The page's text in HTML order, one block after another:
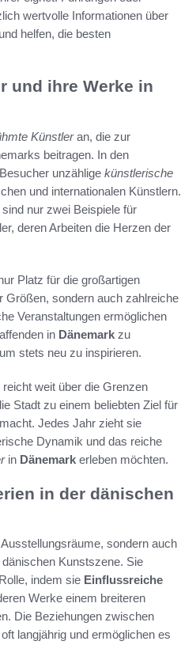
wertvolle Informationen über
helfen, die besten
und ihre Werke in
Künstleran, die zur
beitragen. In den
unzählige künstlerische
und internationalen Künstlern.
nur zwei Beispiele für
deren Arbeiten die Herzen der
Platz für die großartigen
Größen, sondern auch zahlreiche
Veranstaltungen ermöglichen
in Dänemark zu
stets neu zu inspirieren.
weit über die Grenzen
Stadt zu einem beliebten Ziel für
Jedes Jahr zieht sie
Dynamik und das reiche
in Dänemark erleben möchten.
in der dänischen
sondern auch
Kunstszene. Sie
indem sie Einflussreiche
Werke einem breiteren
Die Beziehungen zwischen
langjährig und ermöglichen es